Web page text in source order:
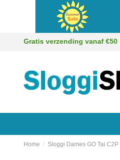
Gratis verzending vanaf €50
Home Sloggi Dames GO Tai